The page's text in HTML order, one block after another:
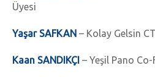
Üyesi
Yaşar SAFKAN – Kolay Gelsin
Kaan SANDIKÇI – Yeşil Pano